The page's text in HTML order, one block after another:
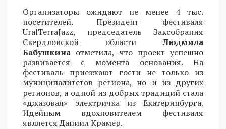
Организаторы ожидают не менее 4 тыс.
посетителей. Президент фестиваля
UralTerraJazz, председатель Заксобрания
Свердловской областиЛюдмила
Бабушкина отметила, что проект успешно
развивается с момента основания. На
фестиваль приезжают гости не только из
муниципалитетов региона, но и из других
регионов, а одной из добрых традиций стала
«джазовая» электричка из Екатеринбурга.
Идейным вдохновителем фестиваля
является Даниил Крамер.